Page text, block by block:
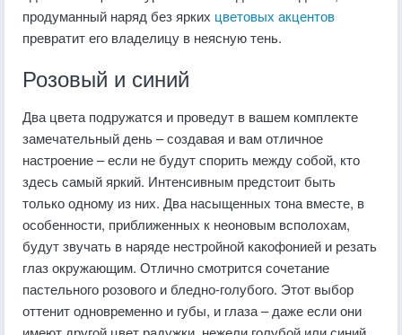
продуманный наряд без ярких цветовых акцентов
превратит его владелицу в неясную тень.
Розовый и синий
Два цвета подружатся и проведут в вашем комплекте
замечательный день – создавая и вам отличное
настроение – если не будут спорить между собой, кто
здесь самый яркий. Интенсивным предстоит быть
только одному из них. Два насыщенных тона вместе, в
особенности, приближенных к неоновым всполохам,
будут звучать в наряде нестройной какофонией и резать
глаз окружающим. Отлично смотрится сочетание
пастельного розового и бледно-голубого. Этот выбор
оттенит одновременно и губы, и глаза – даже если они